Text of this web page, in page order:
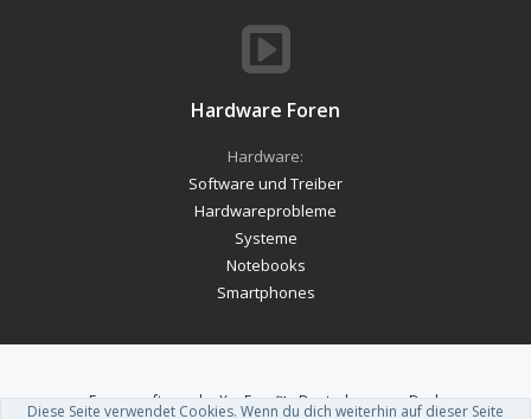
Hardware Foren
Hardware:
Software und Treiber
Hardwareprobleme
Systeme
Notebooks
Smartphones
Forum software by XenForo™-Deutsch von xenDach
Diese Seite verwendet Cookies. Wenn du dich weiterhin auf dieser Seite